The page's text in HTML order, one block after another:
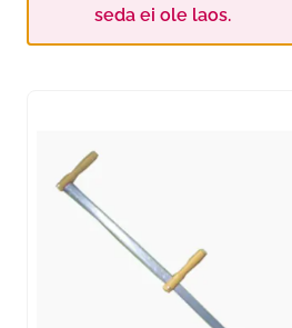
seda ei ole laos.